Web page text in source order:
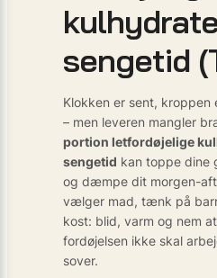
sengetid
Klokken er sent,
– men leveren mangler
portion letfordøjelige
sengetid kan toppe dine
og dæmpe dit morgen-
vælger mad, tænk på
kost: blid, varm og nem
fordøjelsen ikke skal
sover.